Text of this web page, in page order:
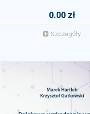
0.00 zł
Szczegóły